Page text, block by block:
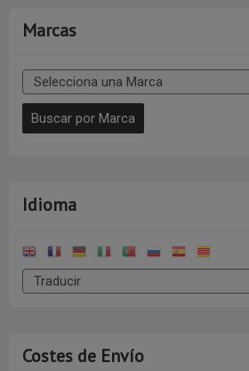
Marcas
Idioma
Costes de Envío